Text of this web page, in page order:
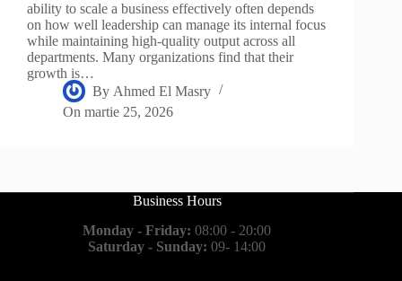
ability to scale a business effectively often depends
on how well leadership can manage its internal focus
while maintaining high-quality output across all
departments. Many organizations find that their
growth is…
By Ahmed El Masry
On martie 25, 2026
Business Hours
Monday - Friday: 08:00 - 20:00
Saturday - Sunday: 09- 14:00